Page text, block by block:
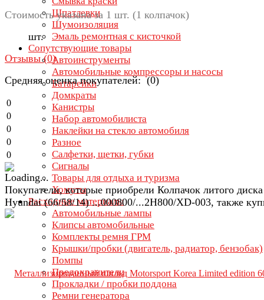
Шпатлевки
Шумоизоляция
Эмаль ремонтная с кисточкой
Сопутствующие товары
Автоинструменты
Автомобильные компрессоры и насосы
Батарейки
Домкраты
Канистры
Набор автомобилиста
Наклейки на стекло автомобиля
Разное
Салфетки, щетки, губки
Сигналы
Товары для отдыха и туризма
Хомуты
Расходные материалы
Автомобильные лампы
Клипсы автомобильные
Комплекты ремня ГРМ
Крышки/пробки (двигатель, радиатор, бензобак)
Помпы
Предохранители
Прокладки / пробки поддона
Ремни генератора
Стоимость указана за 1 шт. (1 колпачок)
шт.
Отзывы (0)
Средняя оценка покупателей: (0)
0
0
0
0
0
Покупатели, которые приобрели Колпачок литого диска
Hyundai (66/58/14) ...000800/...2H800/XD-003, также